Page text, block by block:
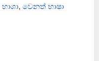
භාශා, වෙනත් භාෂා